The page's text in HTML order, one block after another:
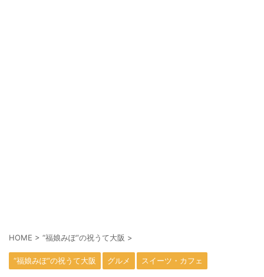
HOME > “福娘みぽ”の祝うて大阪 >
“福娘みぽ”の祝うて大阪 グルメ スイーツ・カフェ